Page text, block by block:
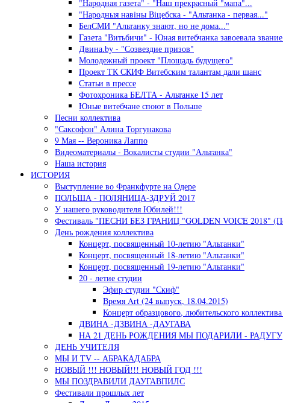
"Народная газета" - "Наш прекрасный "мапа"...
"Народныя навiны Вiцебска - "Альтанка - первая..."
БелСМИ "Альтанку знают, но не дома..."
Газета "Витьбичи" - Юная витебчанка завоевала
Двина.by - "Созвездие призов"
Молодежный проект "Площадь будущего"
Проект ТК СКИФ Витебским талантам дали шанс
Статьи в прессе
Фотохроника БЕЛТА - Альтанке 15 лет
Юные витебчане споют в Польше
Песни коллектива
"Саксофон" Алина Торгунакова
9 Мая -- Вероника Лаппо
Видеоматериалы - Вокалисты студии "Альтанка"
Наша история
ИСТОРИЯ
Выступление во Франкфурте на Одере
ПОЛЬША - ПОЛЯНИЦА-ЗДРУЙ 2017
У нашего руководителя Юбилей!!!
Фестиваль "ПЕСНИ БЕЗ ГРАНИЦ "GOLDEN VOICE 2018"
День рождения коллектива
Концерт, посвященный 10-летию "Альтанки"
Концерт, посвященный 18-летию "Альтанки"
Концерт, посвященный 19-летию "Альтанки"
20 - летие студии
Эфир студии "Скиф"
Время Art (24 выпуск, 18.04.2015)
Концерт образцового, любительского
ДВИНА -ДЗВИНА -ДАУГАВА
НА 21 ДЕНЬ РОЖДЕНИЯ МЫ ПОДАРИЛИ - РАДУГУ
ДЕНЬ УЧИТЕЛЯ
МЫ И TV -- АБРАКАДАБРА
НОВЫЙ !!! НОВЫЙ!!! НОВЫЙ ГОД !!!
МЫ ПОЗДРАВИЛИ ДАУГАВПИЛС
Фестивали прошлых лет